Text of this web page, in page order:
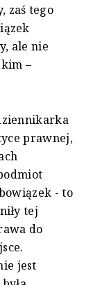
zaś tego
ale nie
–
prawnej,
- to
tej
do
jest